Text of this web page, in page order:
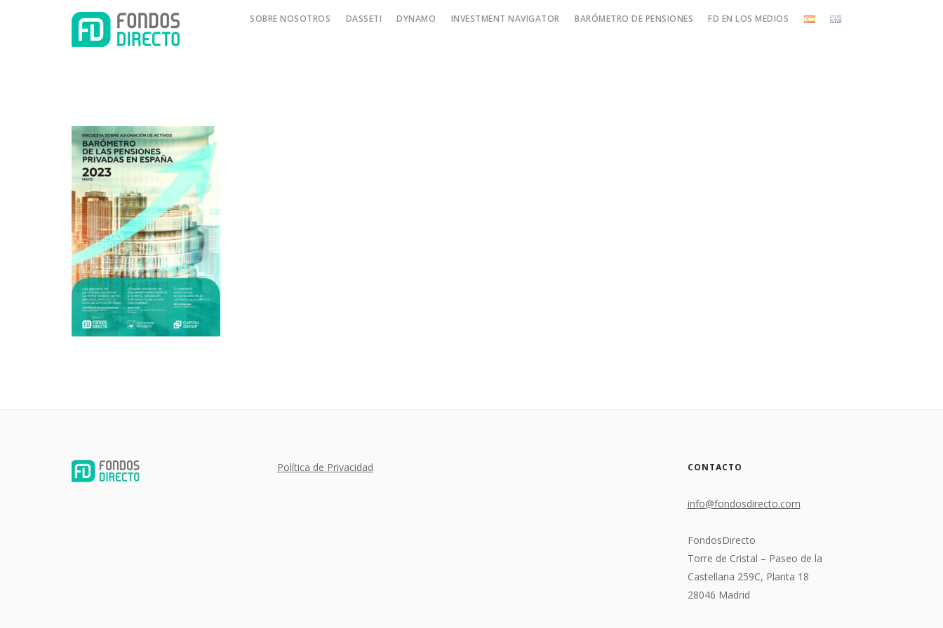
SOBRE NOSOTROS DASSETI DYNAMO INVESTMENT NAVIGATOR BARÓMETRO DE PENSIONES FD EN LOS MEDIOS
Política de Privacidad CONTACTO
info@fondosdirecto.com
FondosDirecto
Torre de Cristal – Paseo de la
Castellana 259C, Planta 18
28046 Madrid